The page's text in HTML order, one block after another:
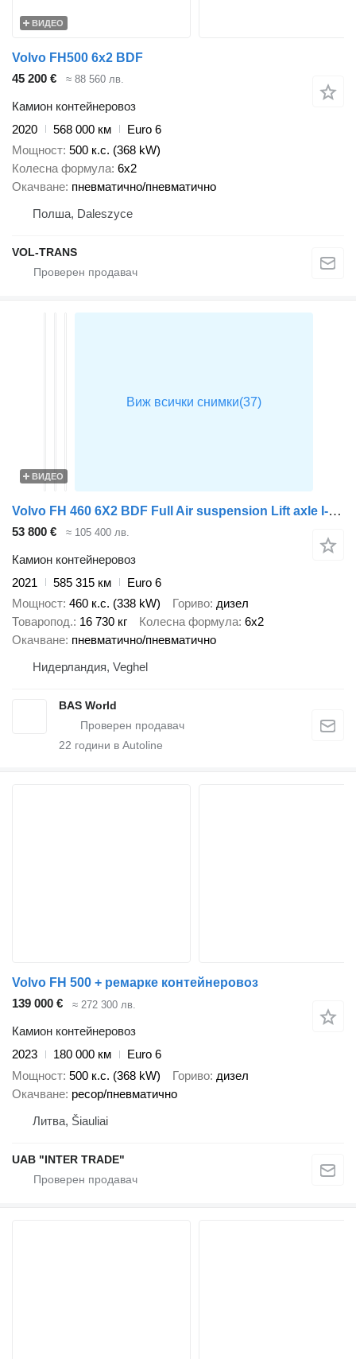
ВИДЕО
Volvo FH500 6x2 BDF
45 200 €
≈ 88 560 лв.
Камион контейнеровоз
2020
568 000 км
Euro 6
Мощност 500 к.с. (368 kW)
Колесна формула 6x2
Окачване пневматично/пневматично
Полша, Daleszyce
VOL-TRANS
ВИДЕО
Volvo FH 460 6X2 BDF Full Air suspension Lift axle I-Park cool VEB+ Au
53 800 € ≈ 105 400 лв.
Камион контейнеровоз
2021
585 315 км
Euro 6
Мощност 460 к.с. (338 kW) Гориво дизел
Товаропод. 16 730 кг Колесна формула 6x2
Окачване пневматично/пневматично
Нидерландия, Veghel
BAS World
22 години в Autoline
Volvo FH 500 + ремарке контейнеровоз
139 000 €
≈ 272 300 лв.
Камион контейнеровоз
2023
180 000 км
Euro 6
Мощност 500 к.с. (368 kW) Гориво дизел
Окачване ресор/пневматично
Литва, Šiauliai
UAB "INTER TRADE"